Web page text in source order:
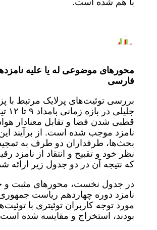
با هم شده است.
محورهای موضوعی له یا علیه نامزدها
فارسی
بررسی توئیت‌های پرلایک مرتبط با
قطبی شدن فضا و تقابل معنادار
نامزد موجب شده است. از برآیند
بحث‌ها، طرفداران دو طرف به
نظر خود و تقبیح و انتقاد از نامزد
که نتیجه آن در دو جدول زیر ارائه
در جدول نخست، محورهای مثبت و
نامزد دوره چهاردهم ریاست
مورد توجه کاربران توئیتری با
بودند، استخراج و مقایسه شده